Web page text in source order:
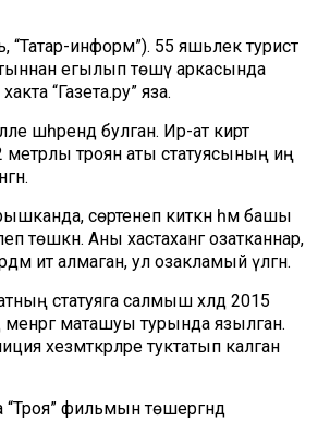
“Татар-информ”). 55 яшьлек турист
егылып төшү аркасында
“Газета.ру” яза.
шәһәрендә булган. Ир-ат киртә
троян аты статуясының иң
сөртенеп киткән һәм башы
төшкән. Аны хастаханәгә озатканнар,
итә алмаган, ул озакламый үлгән.
статуяга салмыш хәлдә 2015
маташуы турында язылган.
хезмәткәрләре туктатып калган
фильмын төшергәндә